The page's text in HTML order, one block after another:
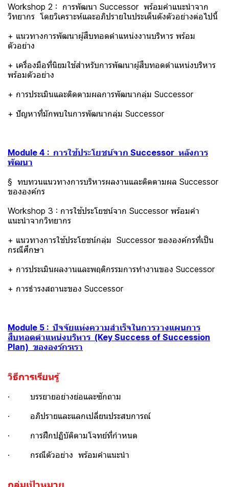
Workshop 2 : การพัฒนา Successor พร้อมคำแนะนำจาก
วิทยากร โดยวิเคราะห์และอภิปรายในประเด็นดังตัวอย่างต่อไปนี้
+ แนวทางการพัฒนาผู้สืบทอดตำแหน่งงานบริหาร พร้อม
ตัวอย่าง
+ เครื่องมือที่นิยมใช้สำหรับการพัฒนาผู้สืบทอดตำแหน่งบริหาร
พร้อมตัวอย่าง
+ การประเมินและติดตามผลการพัฒนากลุ่ม Successor
+ ปัญหาที่มักพบในการพัฒนากลุ่ม Successor
Module 4 : การใช้ประโยชน์จาก Successor หลังการ
พัฒนา
§ ทบทวนแนวทางการบริหารผลงานและติดตามผล Successor
ขององค์กร
Workshop 3 : การใช้ประโยชน์จาก Successor พร้อมคำ
แนะนำจากวิทยากร
+ แนวทางการใช้ประโยชน์กลุ่ม Successor ขององค์กรที่เป็น
กรณีศึกษา
+ การประเมินผลงานและพฤติกรรมการทำงานของ Successor
+ การธำรงสถานะของ Successor
Module 5 : ปัจจัยแห่งความสำเร็จในการวางแผนการ
สืบทอดตำแหน่งบริหาร (Key Success of Succession
Plan) ขององร์กรเรา
วิธีการเรียนรู้
· บรรยายอย่างย่อและซักถาม
· อภิปรายและแลกเปลี่ยนประสบการณ์
· การฝึกปฏิบัติตามโจทย์ที่กำหนด
· กรณีตัวอย่าง พร้อมคำแนะนำ
กลุ่มเป้าหมาย